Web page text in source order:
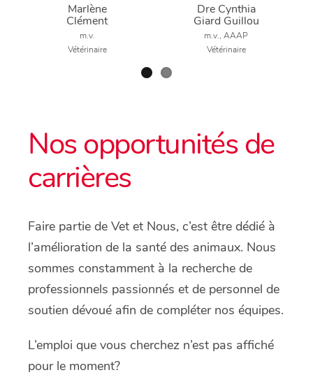
Marlène
Clément
m.v.
Vétérinaire
Dre Cynthia
Giard Guillou
m.v., AAAP
Vétérinaire
Nos opportunités de
carrières
Faire partie de Vet et Nous, c’est être dédié à
l’amélioration de la santé des animaux. Nous
sommes constamment à la recherche de
professionnels passionnés et de personnel de
soutien dévoué afin de compléter nos équipes.
L’emploi que vous cherchez n’est pas affiché
pour le moment?